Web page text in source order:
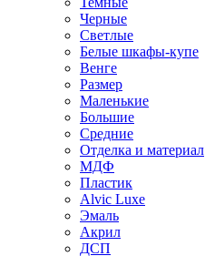
Черные
Светлые
Белые шкафы-купе
Венге
Размер
Маленькие
Большие
Средние
Отделка и материал
МДФ
Пластик
Alvic Luxe
Эмаль
Акрил
ДСП